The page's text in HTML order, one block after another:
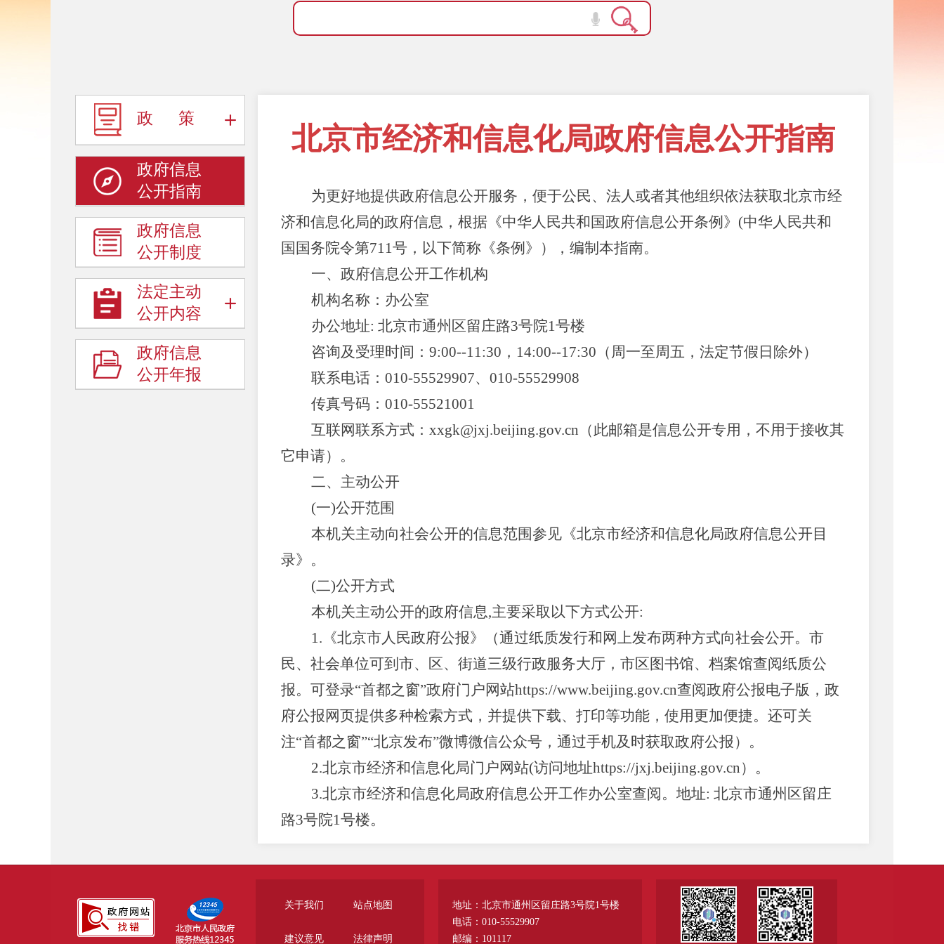
政 策
政府信息
公开指南
政府信息
公开制度
法定主动
公开内容
政府信息
公开年报
北京市经济和信息化局政府信息公开指南
为更好地提供政府信息公开服务，便于公民、法人或者其他组织依法获取北京市经
济和信息化局的政府信息，根据《中华人民共和国政府信息公开条例》(中华人民共和
国国务院令第711号，以下简称《条例》），编制本指南。
一、政府信息公开工作机构
机构名称：办公室
办公地址: 北京市通州区留庄路3号院1号楼
咨询及受理时间：9:00--11:30，14:00--17:30（周一至周五，法定节假日除外）
联系电话：010-55529907、010-55529908
传真号码：010-55521001
互联网联系方式：xxgk@jxj.beijing.gov.cn（此邮箱是信息公开专用，不用于接收其
它申请）。
二、主动公开
(一)公开范围
本机关主动向社会公开的信息范围参见《北京市经济和信息化局政府信息公开目
录》。
(二)公开方式
本机关主动公开的政府信息,主要采取以下方式公开:
1.《北京市人民政府公报》（通过纸质发行和网上发布两种方式向社会公开。市
民、社会单位可到市、区、街道三级行政服务大厅，市区图书馆、档案馆查阅纸质公
报。可登录“首都之窗”政府门户网站https://www.beijing.gov.cn查阅政府公报电子版，政
府公报网页提供多种检索方式，并提供下载、打印等功能，使用更加便捷。还可关
注“首都之窗”“北京发布”微博微信公众号，通过手机及时获取政府公报）。
2.北京市经济和信息化局门户网站(访问地址https://jxj.beijing.gov.cn）。
3.北京市经济和信息化局政府信息公开工作办公室查阅。地址: 北京市通州区留庄
路3号院1号楼。
5.其他互联网政务媒体、新闻发布会、报刊、广播、电视等。同时，在北京市政府
信息公开大厅（北京市丰台区西三环南路1号市政务服务中心一层）、北京市档案馆
关于我们 站点地图
建议意见 法律声明
地址：北京市通州区留庄路3号院1号楼
电话：010-55529907
邮编：101117